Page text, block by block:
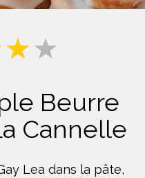
Beurre
Cannelle
Lea dans la pâte,